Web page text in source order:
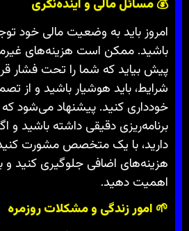
💰مسائل مالی و آینده‌نگری
امروز باید به وضعیت مالی خود
باشید. ممکن است هزینه‌های
پیش بیاید که شما را تحت فشار
شرایط، باید هوشیار باشید و از
خودداری کنید. پیشنهاد می‌شود که
برنامه‌ریزی دقیقی داشته باشید و
دارید، با یک متخصص مشورت
هزینه‌های اضافی جلوگیری کنید و
اهمیت دهید.
🌱 امور زندگی و مشکلات روزمره